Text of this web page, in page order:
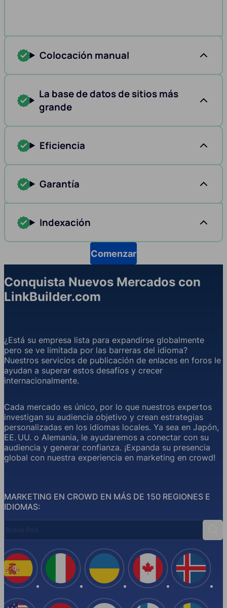
Colocación manual
La base de datos de sitios más
grande
Eficiencia
Garantía
Indexación
Comenzar
Conquista Nuevos Mercados con
LinkBuilder.com
MARKETING EN CROWD EN MÁS DE 150 REGIONES E
IDIOMAS:
¿Está su empresa lista para expandirse globalmente
pero se ve limitada por las barreras del idioma?
Nuestros servicios de publicación de enlaces en foros le
ayudan a superar estos desafíos y crecer
internacionalmente.
Cada mercado es único, por lo que nuestros expertos
investigan su audiencia objetivo y crean estrategias
personalizadas en los idiomas locales. Ya sea en Japón,
EE. UU. o Alemania, le ayudaremos a conectar con su
audiencia y generar confianza. ¡Expanda su presencia
global con nuestra experiencia en marketing en crowd!
España Italia Ucrania Canadá